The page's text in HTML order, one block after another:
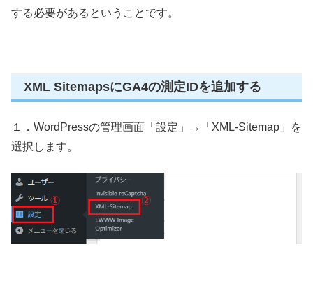
する必要があるということです。
XML SitemapsにGA4の測定IDを追加する
１．WordPressの管理画面「設定」→「XML-Sitemap」を
選択します。